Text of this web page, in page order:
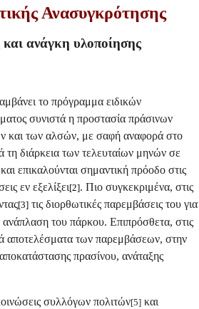
Ανασυγκρότησης
ανάγκη υλοποίησης
το πρόγραμμα ειδικών
συνιστά η προστασία πράσινων
και των αλσών, με σαφή αναφορά στο
διάρκεια των τελευταίων μηνών σε
επικαλούνται σημαντική πρόοδο στις
εν εξελίξει[2]. Πιο συγκεκριμένα, στις
[3] τις διορθωτικές παρεμβάσεις του για
του πάρκου. Επιπρόσθετα, στις
αποτελέσματα των παρεμβάσεων, στην
πρασίνου, ανάταξης
συλλόγων πολιτών[5] και